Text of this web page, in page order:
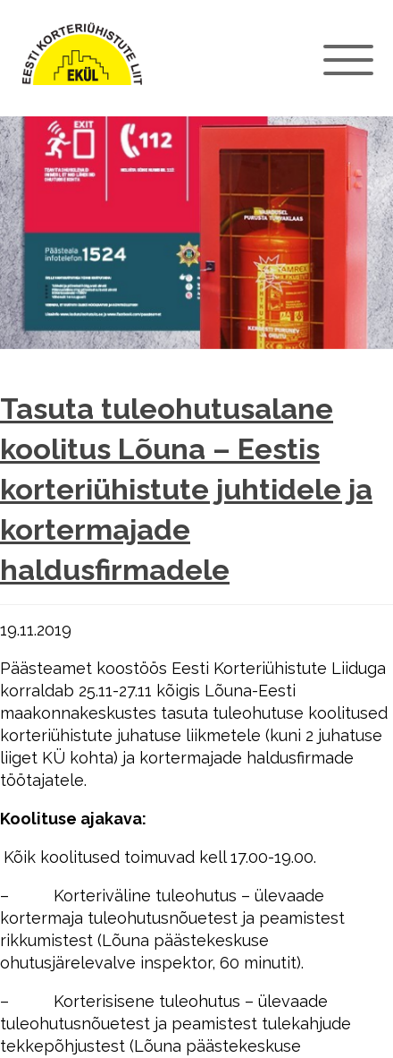
Tasuta tuleohutusalane
koolitus Lõuna – Eestis
korteriühistute juhtidele ja
kortermajade
haldusfirmadele
19.11.2019
Päästeamet koostöös Eesti Korteriühistute Liiduga
korraldab 25.11-27.11 kõigis Lõuna-Eesti
maakonnakeskustes tasuta tuleohutuse koolitused
korteriühistute juhatuse liikmetele (kuni 2 juhatuse
liiget KÜ kohta) ja kortermajade haldusfirmade
töötajatele.
Koolituse ajakava:
Kõik koolitused toimuvad kell 17.00-19.00.
– Korteriväline tuleohutus – ülevaade
kortermaja tuleohutusnõuetest ja peamistest
rikkumistest (Lõuna päästekeskuse
ohutusjärelevalve inspektor, 60 minutit).
– Korterisisene tuleohutus – ülevaade
tuleohutusnõuetest ja peamistest tulekahjude
tekkepõhjustest (Lõuna päästekeskuse